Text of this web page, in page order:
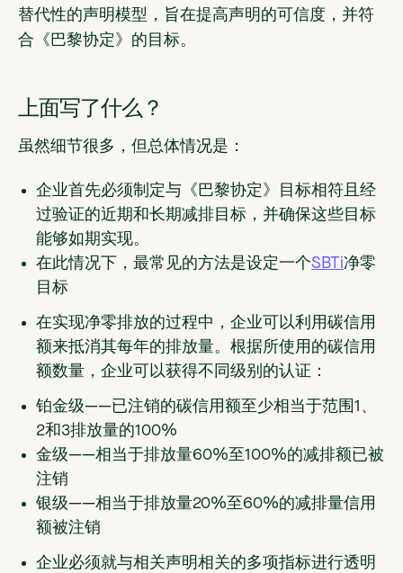
替代性的声明模型，旨在提高声明的可信度，并符
合《巴黎协定》的目标。
上面写了什么？
虽然细节很多，但总体情况是：
企业首先必须制定与《巴黎协定》目标相符且经
过验证的近期和长期减排目标，并确保这些目标
能够如期实现。
在此情况下，最常见的方法是设定一个SBTi净零
目标
在实现净零排放的过程中，企业可以利用碳信用
额来抵消其每年的排放量。根据所使用的碳信用
额数量，企业可以获得不同级别的认证：
铂金级——已注销的碳信用额至少相当于范围1、
2和3排放量的100%
金级——相当于排放量60%至100%的减排额已被
注销
银级——相当于排放量20%至60%的减排量信用
额被注销
企业必须就与相关声明相关的多项指标进行透明